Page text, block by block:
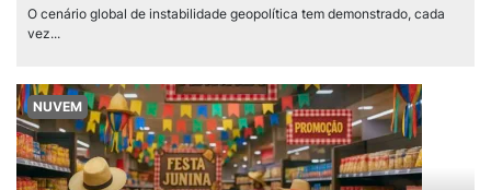
O cenário global de instabilidade geopolítica tem demonstrado, cada
vez...
NUVEM